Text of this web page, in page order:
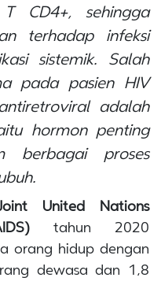
CD4+, sehingga
terhadap infeksi
sistemik. Salah
pada pasien HIV
adalah
hormon penting
berbagai proses
United Nations
tahun 2020
orang hidup dengan
dewasa dan 1,8